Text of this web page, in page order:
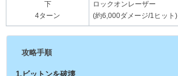
下
4ターン
ロックオンレーザー
(約6,000ダメージ/1ヒット)
攻略手順
1.ビットンを破壊